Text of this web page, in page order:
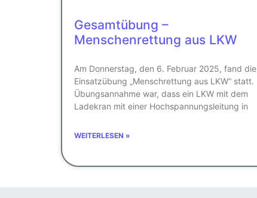
Gesamtübung –
Menschenrettung aus LKW
Am Donnerstag, den 6. Februar 2025, fand die
Einsatzübung „Menschrettung aus LKW“ statt.
Übungsannahme war, dass ein LKW mit dem
Ladekran mit einer Hochspannungsleitung in
WEITERLESEN »